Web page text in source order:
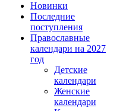
Новинки
Последние
поступления
Православные
календари на 2027
год
Детские
календари
Женские
календари